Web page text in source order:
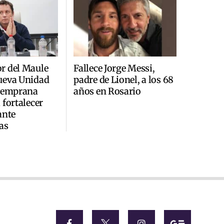
del Maule
Unidad
Fallece Jorge Messi,
padre de Lionel, a los 68
años en Rosario